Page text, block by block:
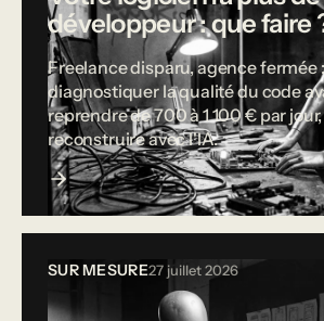
développeur : que faire
Freelance disparu, agence fermée :
diagnostiquer la qualité du code
reprendre de 700 à 1 100 € par
reconstruire avec l'IA.
SUR MESURE27 juillet 2026